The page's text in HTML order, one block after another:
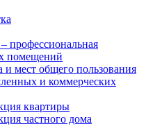
профессиональная
помещений
и мест общего пользования
и коммерческих
квартиры
частного дома